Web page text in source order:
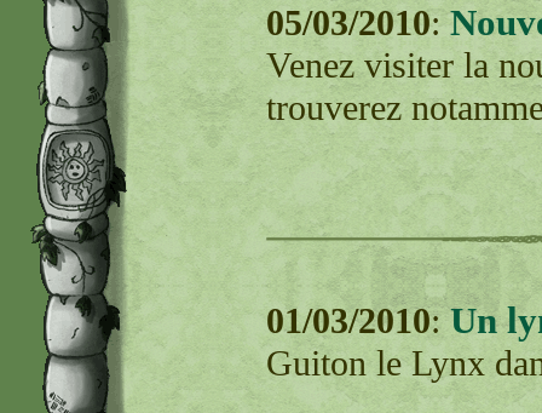
05/03/2010:
Venez visiter la
trouverez
01/03/2010:Un
Guiton le Lynx